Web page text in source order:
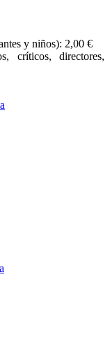
y niños): 2,00 €
críticos, directores,